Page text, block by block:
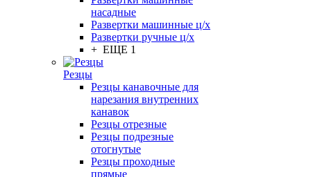
насадные
Развертки машинные ц/х
Развертки ручные ц/х
+ ЕЩЕ 1
Резцы
Резцы канавочные для
нарезания внутренних
канавок
Резцы отрезные
Резцы подрезные
отогнутые
Резцы проходные
прямые